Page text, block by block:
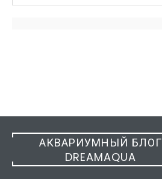
АКВАРИУМНЫЙ БЛОГ
DREAMAQUA